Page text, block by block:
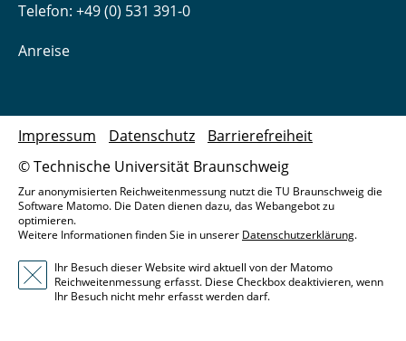
Telefon: +49 (0) 531 391-0
Anreise
© Technische Universität Braunschweig
Impressum Datenschutz Barrierefreiheit
Zur anonymisierten Reichweitenmessung nutzt die TU Braunschweig die
Software Matomo. Die Daten dienen dazu, das Webangebot zu
optimieren.
Weitere Informationen finden Sie in unserer Datenschutzerklärung.
Ihr Besuch dieser Website wird aktuell von der Matomo
Reichweitenmessung erfasst. Diese Checkbox deaktivieren, wenn
Ihr Besuch nicht mehr erfasst werden darf.